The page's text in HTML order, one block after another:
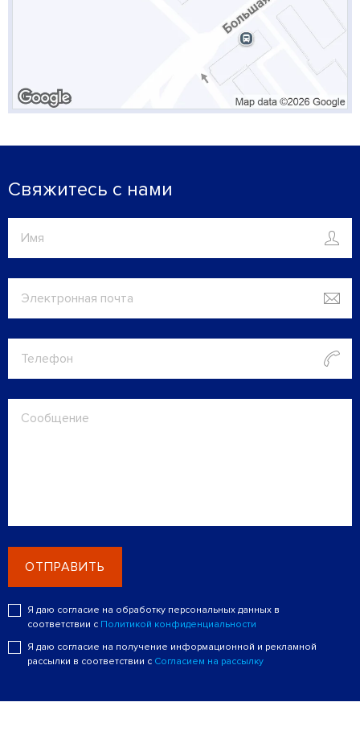
Свяжитесь с нами
ОТПРАВИТЬ
Я даю согласие на обработку персональных данных в
соответствии с Политикой конфиденциальности
Я даю согласие на получение информационной и рекламной
рассылки в соответствии с Согласием на рассылку